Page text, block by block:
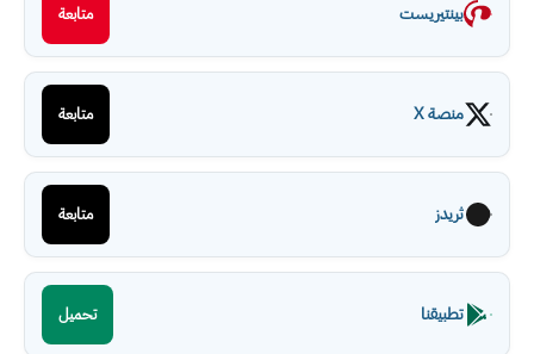
بينتيريست متابعة
منصة X متابعة
ثريدز متابعة
تطبيقنا تحميل